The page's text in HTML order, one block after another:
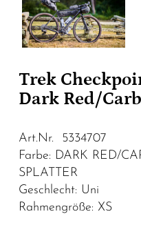
Trek
Dark Red/
Art.Nr. 5334707
Farbe: DARK RED/
SPLATTER
Geschlecht: Uni
Rahmengröße: XS